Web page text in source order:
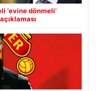
‘evine dönmeli’